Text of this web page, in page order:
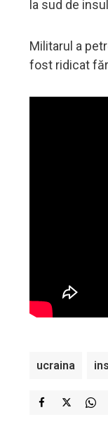
la sud de
Militarul a
fost ridicat
ucraina